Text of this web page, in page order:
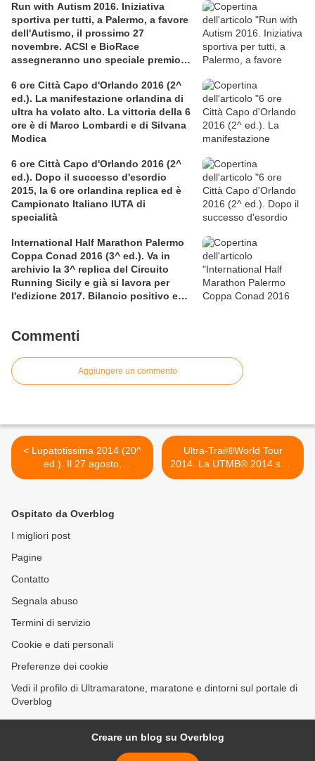
Run with Autism 2016. Iniziativa
sportiva per tutti, a Palermo, a favore
dell'Autismo, il prossimo 27
novembre. ACSI e BioRace
assegneranno uno speciale premio
6 ore Città Capo d'Orlando 2016 (2^
ed.). La manifestazione orlandina di
ultra ha volato alto. La vittoria della 6
ore è di Marco Lombardi e di Silvana
Modica
6 ore Città Capo d'Orlando 2016 (2^
ed.). Dopo il successo d'esordio
2015, la 6 ore orlandina replica ed è
Campionato Italiano IUTA di
specialità
International Half Marathon Palermo
Coppa Conad 2016 (3^ ed.). Va in
archivio la 3^ replica del Circuito
Running Sicily e già si lavora per
l'edizione 2017. Bilancio positivo e
Commenti
Aggiungere un commento
< Lupatotissima 2014 (20^
ed.). Il 27 agosto,
presentato ufficialmente
Ultra-Trail®World Tour
2014. La UTMB® 2014 sarà
valevole come 9^ prova del
Ospitato da Overblog
I migliori post
Pagine
Contatto
Segnala abuso
Termini di servizio
Cookie e dati personali
Preferenze dei cookie
Vedi il profilo di Ultramaratone, maratone e dintorni sul portale di
Overblog
Creare un blog su Overblog